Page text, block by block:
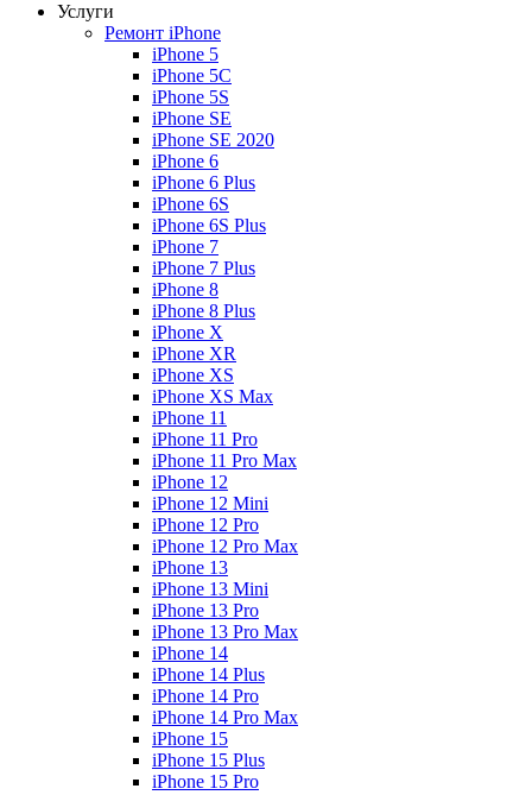
Услуги
Ремонт iPhone
iPhone 5
iPhone 5C
iPhone 5S
iPhone SE
iPhone SE 2020
iPhone 6
iPhone 6 Plus
iPhone 6S
iPhone 6S Plus
iPhone 7
iPhone 7 Plus
iPhone 8
iPhone 8 Plus
iPhone X
iPhone XR
iPhone XS
iPhone XS Max
iPhone 11
iPhone 11 Pro
iPhone 11 Pro Max
iPhone 12
iPhone 12 Mini
iPhone 12 Pro
iPhone 12 Pro Max
iPhone 13
iPhone 13 Mini
iPhone 13 Pro
iPhone 13 Pro Max
iPhone 14
iPhone 14 Plus
iPhone 14 Pro
iPhone 14 Pro Max
iPhone 15
iPhone 15 Plus
iPhone 15 Pro